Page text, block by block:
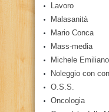
Lavoro
Malasanità
Mario Conca
Mass-media
Michele Emiliano
Noleggio con
O.S.S.
Oncologia